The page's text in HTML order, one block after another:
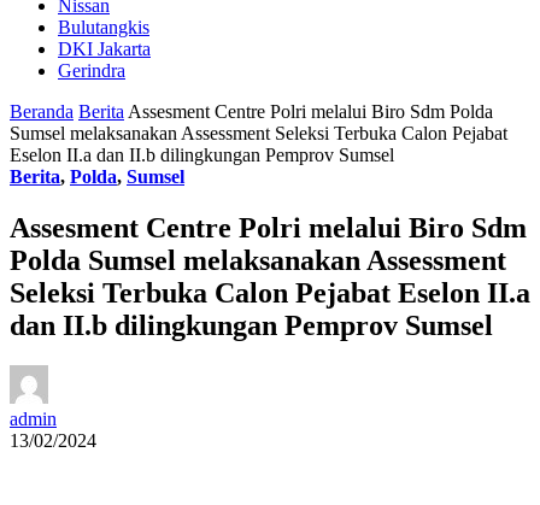
Nissan
Bulutangkis
DKI Jakarta
Gerindra
Beranda Berita Assesment Centre Polri melalui Biro Sdm Polda
Sumsel melaksanakan Assessment Seleksi Terbuka Calon Pejabat
Eselon II.a dan II.b dilingkungan Pemprov Sumsel
Berita, Polda, Sumsel
Assesment Centre Polri melalui Biro Sdm
Polda Sumsel melaksanakan Assessment
Seleksi Terbuka Calon Pejabat Eselon II.a
dan II.b dilingkungan Pemprov Sumsel
admin
13/02/2024